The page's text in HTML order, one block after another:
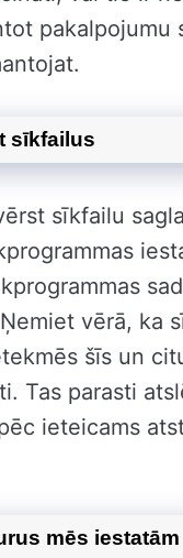
pakalpojumu
sīkfailus
sīkfailu
vērā, ka
šīs un
Tas parasti
ieteicams
mēs iestatām